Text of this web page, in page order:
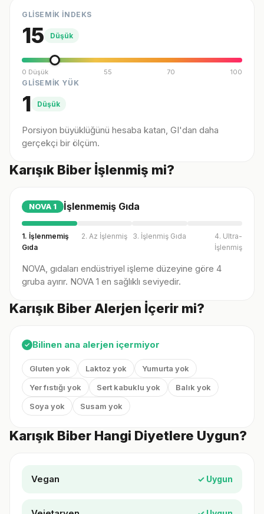
GLİSEMİK İNDEKS
15 Düşük
0 Düşük 55 70 100
GLİSEMİK YÜK
1 Düşük
Porsiyon büyüklüğünü hesaba katan, GI'dan daha
gerçekçi bir ölçüm.
Karışık Biber İşlenmiş mi?
NOVA 1 İşlenmemiş Gıda
1. İşlenmemiş
Gıda
2. Az İşlenmiş 3. İşlenmiş Gıda
4. Ultra-
İşlenmiş
NOVA, gıdaları endüstriyel işleme düzeyine göre 4
gruba ayırır. NOVA 1 en sağlıklı seviyedir.
Karışık Biber Alerjen İçerir mi?
✓ Bilinen ana alerjen içermiyor
Gluten yok Laktoz yok
Yumurta yok
Yer fıstığı yok
Sert kabuklu yok
Balık yok
Soya yok
Susam yok
Karışık Biber Hangi Diyetlere Uygun?
Vegan ✓ Uygun